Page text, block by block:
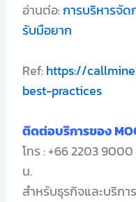
อ่านต่อ:การบริหารจั
รับมือยาก
Ref:https://
best-practices
ติดต่อบริการของ
โทร : +66 2203
น.
สำหรับธุรกิจและบริกา